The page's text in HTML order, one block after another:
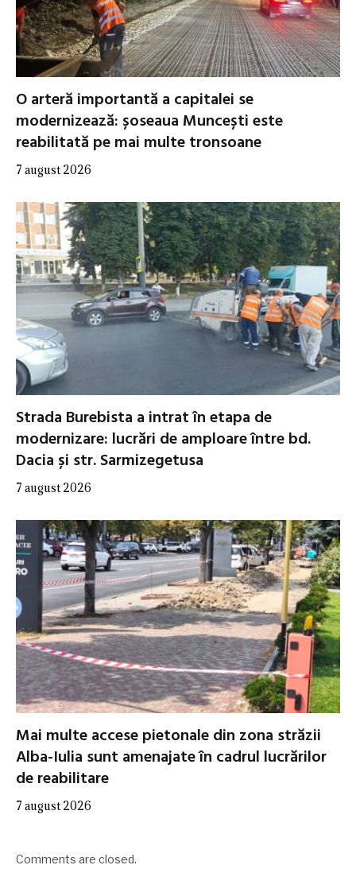
O arteră importantă a capitalei se
modernizează: șoseaua Muncești este
reabilitată pe mai multe tronsoane
7 august 2026
Strada Burebista a intrat în etapa de
modernizare: lucrări de amploare între bd.
Dacia și str. Sarmizegetusa
7 august 2026
Mai multe accese pietonale din zona străzii
Alba-Iulia sunt amenajate în cadrul lucrărilor
de reabilitare
7 august 2026
Comments are closed.